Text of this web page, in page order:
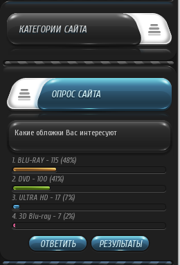
КАТЕГОРИИ САЙТА
ОПРОС САЙТА
Какие обложки Вас интересуют
1. BLU-RAY - 115 (48%)
2. DVD - 100 (41%)
3. ULTRA HD - 17 (7%)
4. 3D Blu-ray - 7 (2%)
ОТВЕТИТЬ РЕЗУЛЬТАТЫ